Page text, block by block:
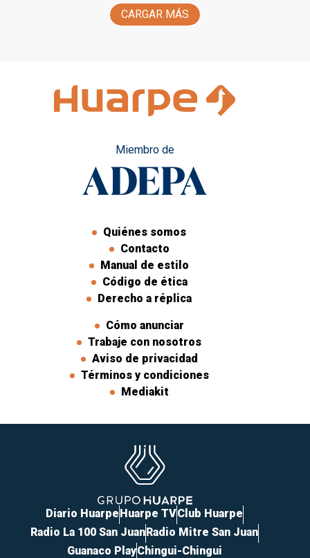
CARGAR MÁS
Miembro de
Quiénes somos
Contacto
Manual de estilo
Código de ética
Derecho a réplica
Cómo anunciar
Trabaje con nosotros
Aviso de privacidad
Términos y condiciones
Mediakit
Diario HuarpeHuarpe TVClub Huarpe
Radio La 100 San JuanRadio Mitre San Juan
Guanaco PlayChingui-Chingui